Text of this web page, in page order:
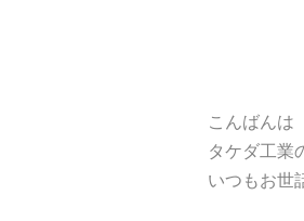
こんばんは
タケダ工業
いつもお世